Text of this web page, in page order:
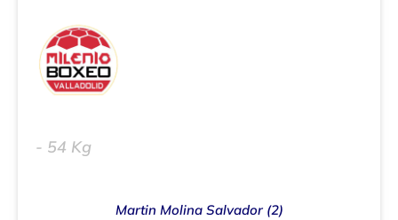
- 54 Kg
Martin Molina Salvador (2)